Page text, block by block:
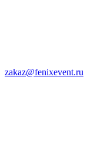
zakaz@fenixevent.ru